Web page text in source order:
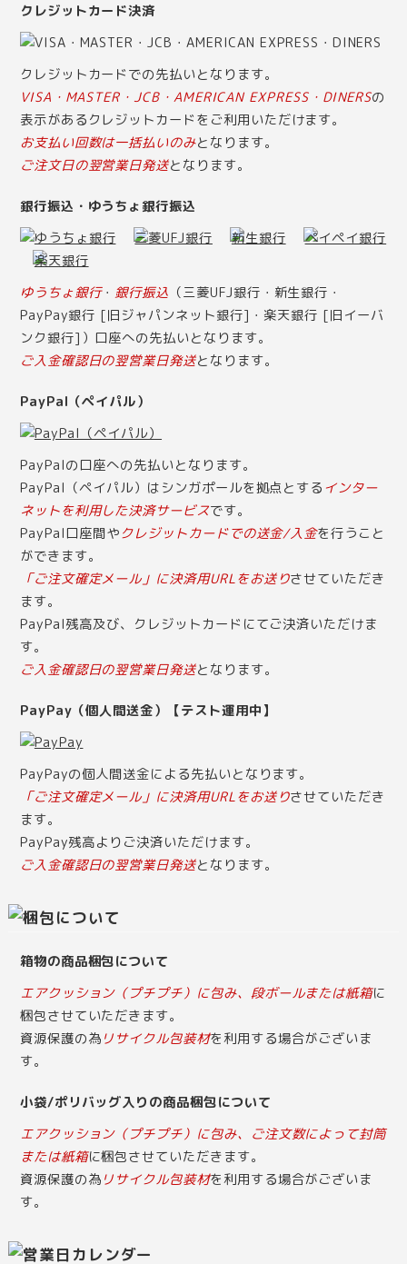
クレジットカード決済
クレジットカードでの先払いとなります。
VISA・MASTER・JCB・AMERICAN EXPRESS・DINERSの
表示があるクレジットカードをご利用いただけます。
お支払い回数は一括払いのみとなります。
ご注文日の翌営業日発送となります。
銀行振込・ゆうちょ銀行振込
ゆうちょ銀行・ 銀行振込 （三菱UFJ銀行・新生銀行・
PayPay銀行 [旧ジャパンネット銀行]・楽天銀行 [旧イーバ
ンク銀行]）口座への先払いとなります。
ご入金確認日の翌営業日発送となります。
PayPal（ペイパル）
PayPalの口座への先払いとなります。
PayPal（ペイパル）はシンガポールを拠点とする インター
ネットを利用した決済サービスです。
PayPal口座間やクレジットカードでの送金/入金を行うこと
ができます。
「ご注文確定メール」に決済用URLをお送りさせていただき
ます。
PayPal残高及び、クレジットカードにてご決済いただけま
す。
ご入金確認日の翌営業日発送となります。
PayPay（個人間送金）【テスト運用中】
PayPayの個人間送金による先払いとなります。
「ご注文確定メール」に決済用URLをお送りさせていただき
ます。
PayPay残高よりご決済いただけます。
ご入金確認日の翌営業日発送となります。
箱物の商品梱包について
エアクッション（プチプチ）に包み、段ボールまたは紙箱に
梱包させていただきます。
資源保護の為 リサイクル包装材を利用する場合がございま
す。
小袋/ポリバッグ入りの商品梱包について
エアクッション（プチプチ）に包み、ご注文数によって封筒
または紙箱に梱包させていただきます。
資源保護の為 リサイクル包装材を利用する場合がございま
す。